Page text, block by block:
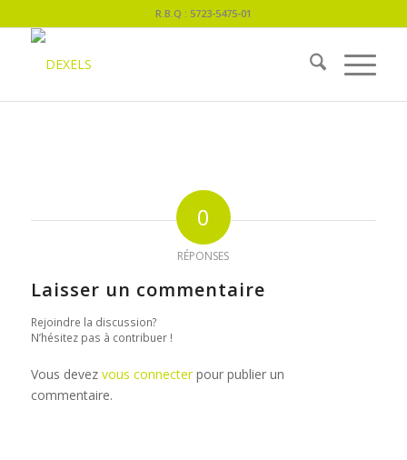
R.B.Q : 5723-5475-01
0
RÉPONSES
Laisser un commentaire
Rejoindre la discussion?
N’hésitez pas à contribuer !
Vous devez vous connecterpour publier un
commentaire.